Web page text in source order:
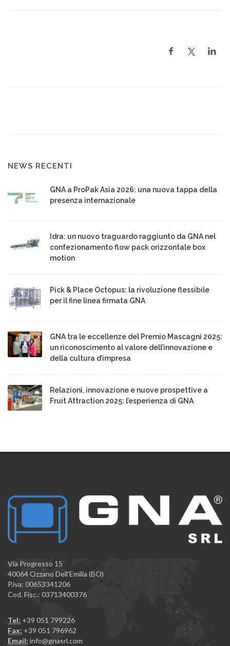
NEWS RECENTI
GNA a ProPak Asia 2026: una nuova tappa della
presenza internazionale
Idra: un nuovo traguardo raggiunto da GNA nel
confezionamento flow pack orizzontale box
motion
Pick & Place Octopus: la rivoluzione flessibile
per il fine linea firmata GNA
GNA tra le eccellenze del Premio Mascagni 2025:
un riconoscimento al valore dell’innovazione e
della cultura d’impresa
Relazioni, innovazione e nuove prospettive a
Fruit Attraction 2025: l’esperienza di GNA
Via Progresso 15
40064 Ozzano Dell'Emilia (BO)
P.iva: 00653341206
Cod. Fisc.: 03713400376
Tel: +39 051 799226
Fax: +39 051 796962
Email: info@gnasrl.com